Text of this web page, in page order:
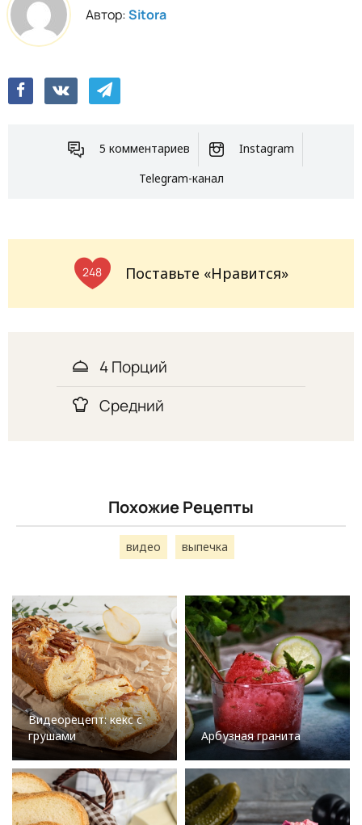
Автор:Sitora
5 комментариев
Instagram
Telegram-канал
248 Поставьте «Нравится»
4 Порций
Средний
Похожие Рецепты
видео выпечка
Видеорецепт: кекс с
грушами
Арбузная гранита